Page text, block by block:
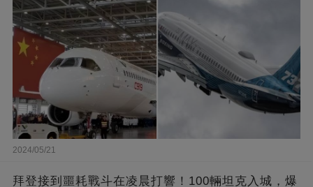
2024/05/21
拜登接到噩耗戰斗在凌晨打響！100輛坦克入城，爆